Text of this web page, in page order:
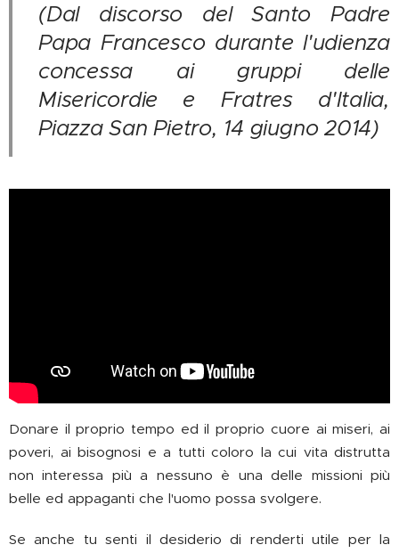
(Dal discorso del Santo Padre
Papa Francesco durante l'udienza
concessa ai gruppi delle
Misericordie e Fratres d'Italia,
Piazza San Pietro, 14 giugno 2014)
Donare il proprio tempo ed il proprio cuore ai miseri, ai
poveri, ai bisognosi e a tutti coloro la cui vita distrutta
non interessa più a nessuno è una delle missioni più
belle ed appaganti che l'uomo possa svolgere.
Se anche tu senti il desiderio di renderti utile per la